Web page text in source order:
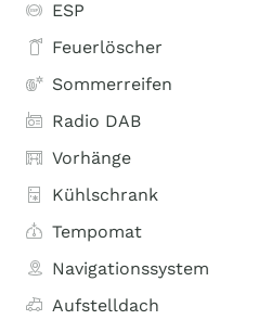
ESP
Feuerlöscher
Sommerreifen
Radio DAB
Vorhänge
Kühlschrank
Tempomat
Navigationssystem
Aufstelldach